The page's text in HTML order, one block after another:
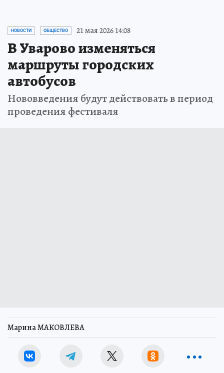
НОВОСТИ ОБЩЕСТВО 21 мая 2026 14:08
В Уварово изменяться
маршруты городских
автобусов
Нововведения будут действовать в период
проведения фестиваля
Марина МАКОВЛЕВА